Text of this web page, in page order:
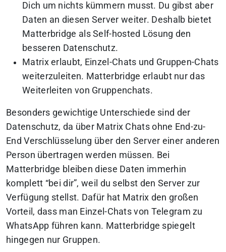
Dich um nichts kümmern musst. Du gibst aber
Daten an diesen Server weiter. Deshalb bietet
Matterbridge als Self-hosted Lösung den
besseren Datenschutz.
Matrix erlaubt, Einzel-Chats und Gruppen-Chats
weiterzuleiten. Matterbridge erlaubt nur das
Weiterleiten von Gruppenchats.
Besonders gewichtige Unterschiede sind der
Datenschutz, da über Matrix Chats ohne End-zu-
End Verschlüsselung über den Server einer anderen
Person übertragen werden müssen. Bei
Matterbridge bleiben diese Daten immerhin
komplett “bei dir”, weil du selbst den Server zur
Verfügung stellst. Dafür hat Matrix den großen
Vorteil, dass man Einzel-Chats von Telegram zu
WhatsApp führen kann. Matterbridge spiegelt
hingegen nur Gruppen.